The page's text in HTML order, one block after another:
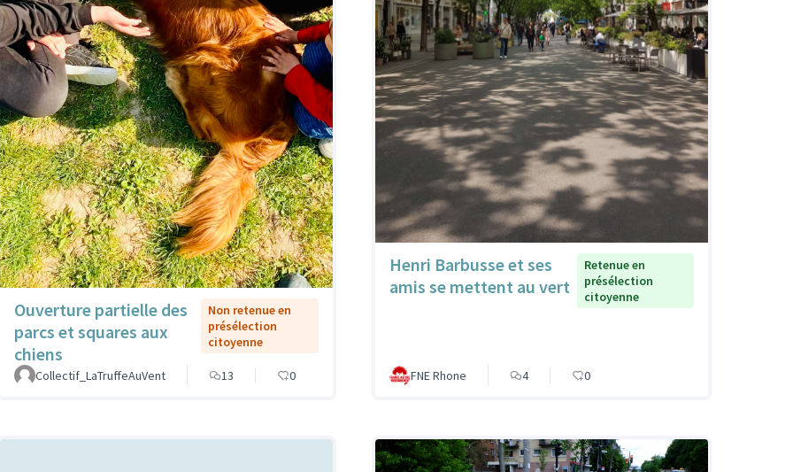
Ouverture partielle des
parcs et squares aux
chiens
Non retenue en
présélection
citoyenne
Collectif_LaTruffeAuVent 13 0
Henri Barbusse et ses
amis se mettent au vert
Retenue en
présélection
citoyenne
FNE Rhone 4 0